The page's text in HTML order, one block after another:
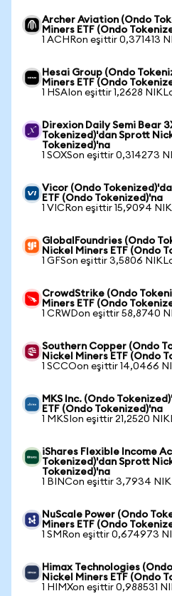
Archer Aviation (Ondo
Miners ETF (Ondo
1 ACHRon eşittir 0,371413
Hesai Group (Ondo
Miners ETF (Ondo
1 HSAIon eşittir 1,2628
Direxion Daily Semi Bear
Tokenized)'dan Sprott
Tokenized)'na
1 SOXSon eşittir 0,314273
Vicor (Ondo
ETF (Ondo Tokenized)'na
1 VICRon eşittir 15,9094
GlobalFoundries (Ondo
Nickel Miners ETF (Ondo
1 GFSon eşittir 3,5806
CrowdStrike (Ondo
Miners ETF (Ondo
1 CRWDon eşittir 58,8740
Southern Copper (Ondo
Nickel Miners ETF (Ondo
1 SCCOon eşittir 14,0466
MKS Inc. (Ondo
ETF (Ondo Tokenized)'na
1 MKSIon eşittir 21,2520
iShares Flexible Income
Tokenized)'dan Sprott
Tokenized)'na
1 BINCon eşittir 3,7934
NuScale Power (Ondo
Miners ETF (Ondo
1 SMRon eşittir 0,674973
Himax Technologies
Nickel Miners ETF (Ondo
1 HIMXon eşittir 0,988531